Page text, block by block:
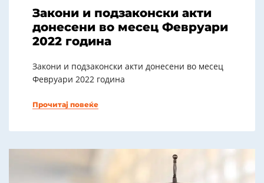
Закони и подзаконски акти
донесени во месец Февруари
2022 година
Закони и подзаконски акти донесени во месец
Февруари 2022 година
Прочитај повеќе